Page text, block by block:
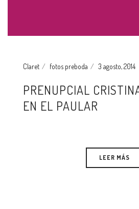
Claret fotos preboda 3 agosto, 2014
PRENUPCIAL
EN EL PAULAR
LEER MÁS